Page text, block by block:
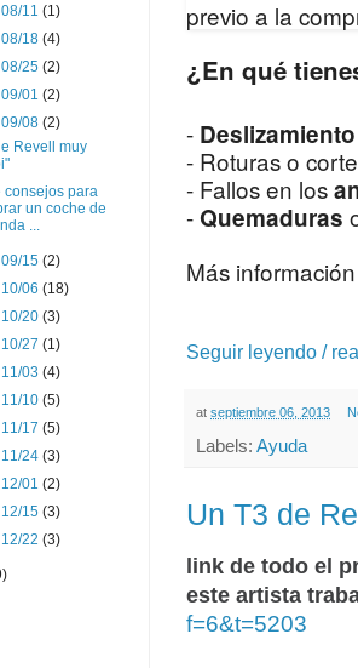
¿En qué
-
- Roturas o
- Fallos en los
-Quemaduras
Más
Seguir leyendo /
at septiembre 06, 2013
Labels: Ayuda
Un T3 de
link de todo el
este artista
f=6&t=5203
08/11(1)
08/18(4)
08/25(2)
09/01(2)
09/08(2)
Revell muy
consejos para
un coche de
...
09/15(2)
10/06(18)
10/20(3)
10/27(1)
11/03(4)
11/10(5)
11/17(5)
11/24(3)
12/01(2)
12/15(3)
12/22(3)